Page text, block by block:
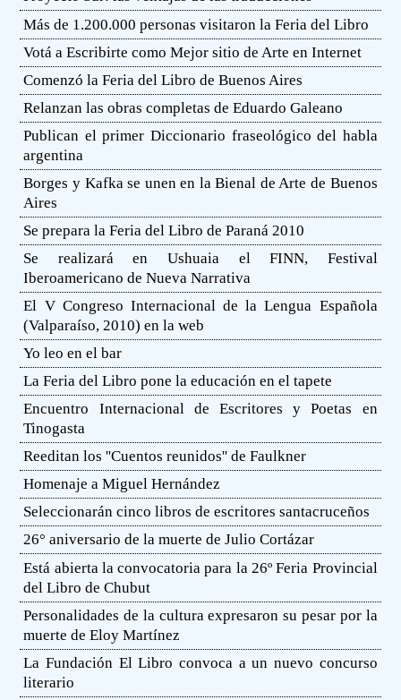
Más de 1.200.000 personas visitaron la Feria del Libro
Votá a Escribirte como Mejor sitio de Arte en Internet
Comenzó la Feria del Libro de Buenos Aires
Relanzan las obras completas de Eduardo Galeano
Publican el primer Diccionario fraseológico del habla
argentina
Borges y Kafka se unen en la Bienal de Arte de Buenos
Aires
Se prepara la Feria del Libro de Paraná 2010
Se realizará en Ushuaia el FINN, Festival
Iberoamericano de Nueva Narrativa
El V Congreso Internacional de la Lengua Española
(Valparaíso, 2010) en la web
Yo leo en el bar
La Feria del Libro pone la educación en el tapete
Encuentro Internacional de Escritores y Poetas en
Tinogasta
Reeditan los ''Cuentos reunidos'' de Faulkner
Homenaje a Miguel Hernández
Seleccionarán cinco libros de escritores santacruceños
26° aniversario de la muerte de Julio Cortázar
Está abierta la convocatoria para la 26º Feria Provincial
del Libro de Chubut
Personalidades de la cultura expresaron su pesar por la
muerte de Eloy Martínez
La Fundación El Libro convoca a un nuevo concurso
literario